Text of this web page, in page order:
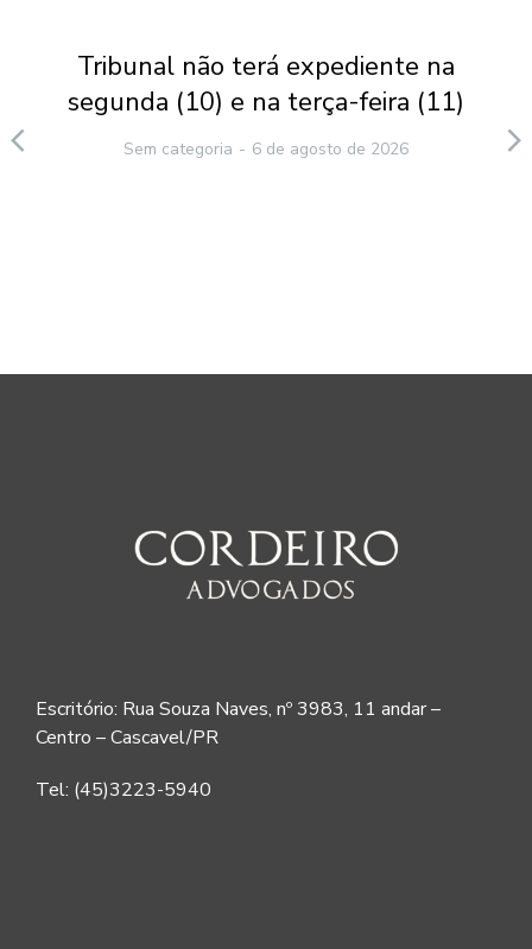
Tribunal não terá expediente na
segunda (10) e na terça-feira (11)
Sem categoria 6 de agosto de 2026
Escritório: Rua Souza Naves, nº 3983, 11 andar –
Centro – Cascavel/PR
Tel: (45)3223-5940